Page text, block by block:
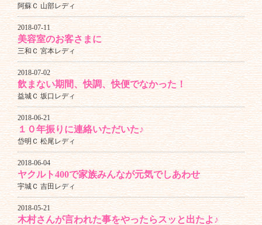
阿蘇Ｃ 山部レディ
2018-07-11
美容室のお客さまに
三和Ｃ 宮本レディ
2018-07-02
飲まない期間、快調、快便でなかった！
益城Ｃ 坂口レディ
2018-06-21
１０年振りに連絡いただいた♪
岱明Ｃ 松尾レディ
2018-06-04
ヤクルト400で家族みんなが元気でしあわせ
宇城Ｃ 吉田レディ
2018-05-21
木村さんが言われた事をやったらスッと出たよ♪